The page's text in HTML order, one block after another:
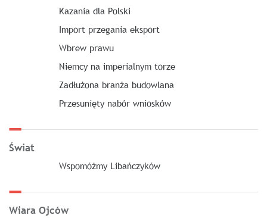
Kazania dla Polski
Import przegania eksport
Wbrew prawu
Niemcy na imperialnym torze
Zadłużona branża budowlana
Przesunięty nabór wniosków
Świat
Wspomóżmy Libańczyków
Wiara Ojców